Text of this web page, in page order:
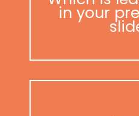
in your